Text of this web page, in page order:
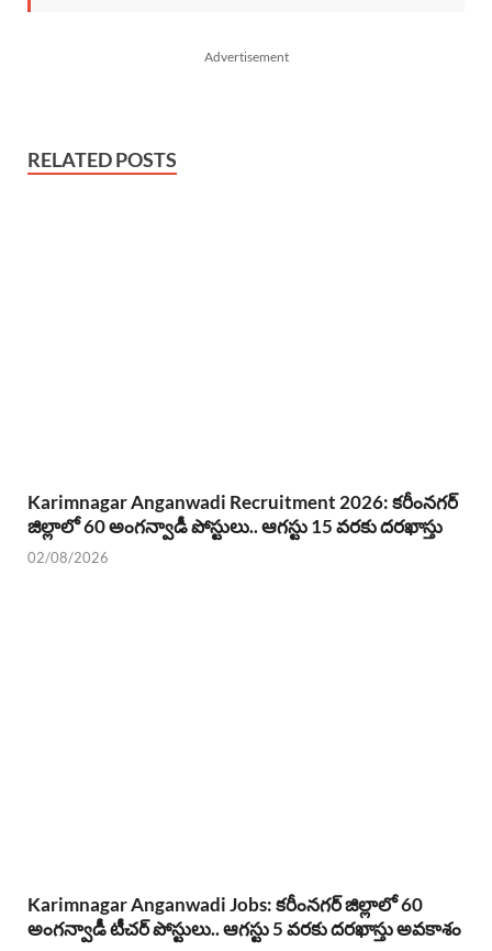
Advertisement
RELATED POSTS
Karimnagar Anganwadi Recruitment 2026: కరీంనగర్
జిల్లాలో 60 అంగన్వాడీ పోస్టులు.. ఆగస్టు 15 వరకు దరఖాస్తు
02/08/2026
Karimnagar Anganwadi Jobs: కరీంనగర్ జిల్లాలో 60
అంగన్వాడీ టీచర్ పోస్టులు.. ఆగస్టు 5 వరకు దరఖాస్తు అవకాశం